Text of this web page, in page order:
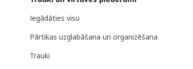
Iegādāties visu
Pārtikas uzglabāšana un organizēšana
Trauki